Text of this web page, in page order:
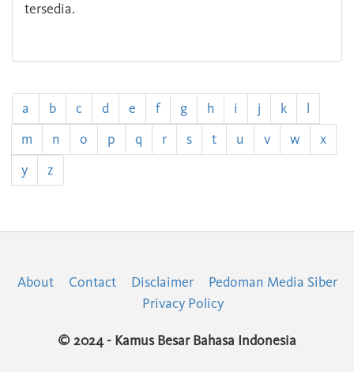
tersedia.
a b c d e f g h i j k
l
m
n o p q r s t u v w
x
y
z
About Contact Disclaimer
Pedoman Media Siber
Privacy Policy
© 2024 - Kamus Besar Bahasa Indonesia